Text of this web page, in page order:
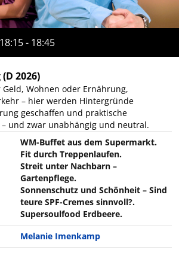
- 18:45
(D 2026)
Wohnen oder Ernährung,
– hier werden Hintergründe
geschaffen und praktische
– und zwar unabhängig und neutral.
WM-Buffet aus dem Supermarkt.
Fit durch Treppenlaufen.
Streit unter Nachbarn –
Gartenpflege.
Sonnenschutz und Schönheit – Sind
teure SPF-Cremes sinnvoll?.
Supersoulfood Erdbeere.
Melanie Imenkamp